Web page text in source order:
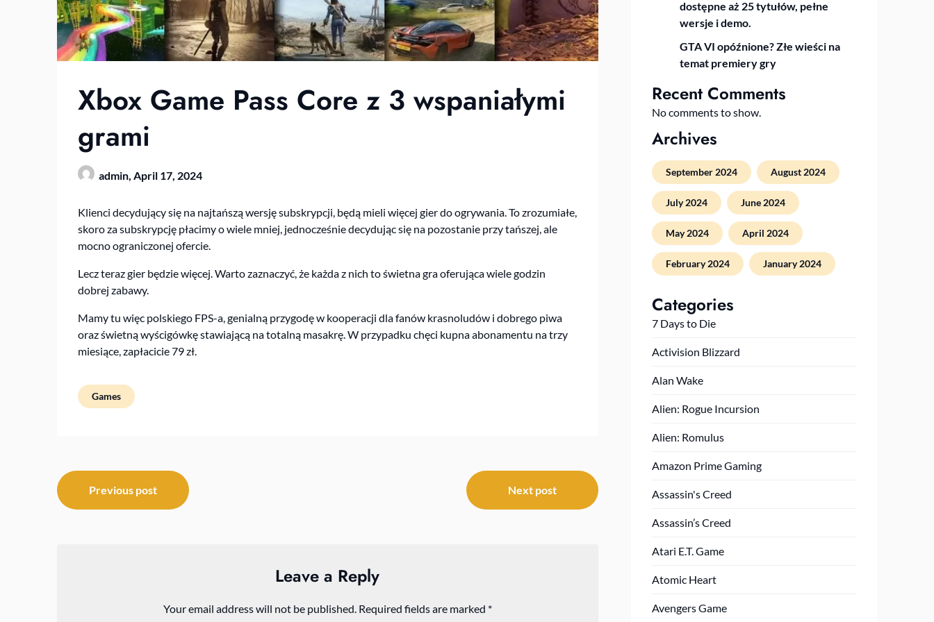
Xbox Game Pass Core z 3 wspaniałymi
grami
admin, April 17, 2024
Klienci decydujący się na najtańszą wersję subskrypcji, będą mieli więcej gier do ogrywania. To zrozumiałe,
skoro za subskrypcję płacimy o wiele mniej, jednocześnie decydując się na pozostanie przy tańszej, ale
mocno ograniczonej ofercie.
Lecz teraz gier będzie więcej. Warto zaznaczyć, że każda z nich to świetna gra oferująca wiele godzin
dobrej zabawy.
Mamy tu więc polskiego FPS-a, genialną przygodę w kooperacji dla fanów krasnoludów i dobrego piwa
oraz świetną wyścigówkę stawiającą na totalną masakrę. W przypadku chęci kupna abonamentu na trzy
miesiące, zapłacicie 79 zł.
Games
Post
navigation
Previous post Next post
Leave a Reply
Your email address will not be published. Required fields are marked *
dostępne aż 25 tytułów, pełne
wersje i demo.
GTA VI opóźnione? Złe wieści na
temat premiery gry
Recent Comments
No comments to show.
Archives
September 2024 August 2024
July 2024 June 2024
May 2024 April 2024
February 2024 January 2024
Categories
7 Days to Die
Activision Blizzard
Alan Wake
Alien: Rogue Incursion
Alien: Romulus
Amazon Prime Gaming
Assassin's Creed
Assassin’s Creed
Atari E.T. Game
Atomic Heart
Avengers Game